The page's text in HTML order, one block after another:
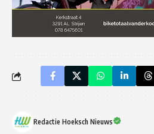
Redactie Hoeksch Nieuws